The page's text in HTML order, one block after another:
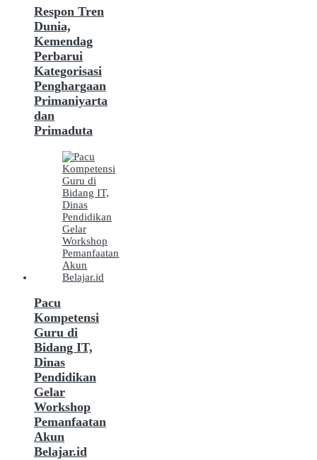
Respon Tren
Dunia,
Kemendag
Perbarui
Kategorisasi
Penghargaan
Primaniyarta
dan
Primaduta
Pacu
Kompetensi
Guru di
Bidang IT,
Dinas
Pendidikan
Gelar
Workshop
Pemanfaatan
Akun
Belajar.id